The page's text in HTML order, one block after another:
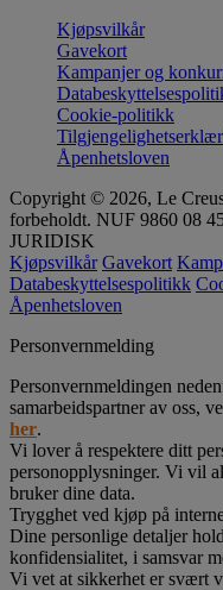
Kjøpsvilkår
Gavekort
Kampanjer og
Cookie-politikk
Åpenhetsloven
Copyright © 2026, Le
forbeholdt. NUF 9860 08
JURIDISK
Kjøpsvilkår Gavekort
Databeskyttelsespolitikk
Åpenhetsloven
Personvernmelding
Personvernmeldingen
samarbeidspartner av oss,
her.
Vi lover å respektere ditt
personopplysninger. Vi vil
bruker dine data.
Trygghet ved kjøp på
Dine personlige detaljer
konfidensialitet, i samsvar
Vi vet at sikkerhet er svært